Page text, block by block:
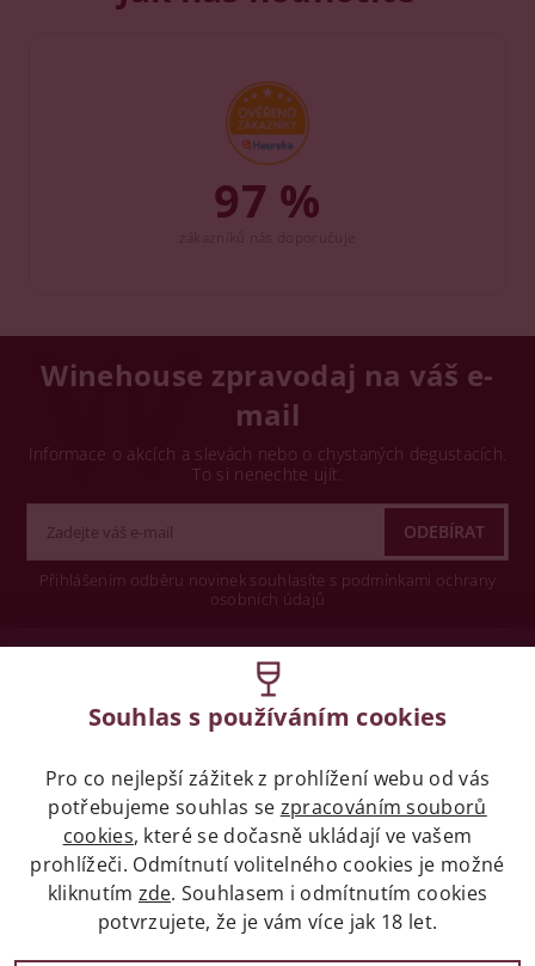
97 %
Winehouse zpravodaj na váš e-
mail
Informace o akcích a slevách nebo o chystaných degustacích.
To si nenechte ujít.
Přihlášením odběru novinek souhlasíte s podmínkami ochrany
osobních údajů
Legislativa
Zákaz prodeje alkoholických nápojů osobám
mladších 18 let.
Naše služby
Souhlas s používáním cookies
Pro co nejlepší zážitek z prohlížení webu od vás
potřebujeme souhlas se zpracováním souborů
cookies, které se dočasně ukládají ve vašem
prohlížeči. Odmítnutí volitelného cookies je možné
kliknutím zde. Souhlasem i odmítnutím cookies
potvrzujete, že je vám více jak 18 let.